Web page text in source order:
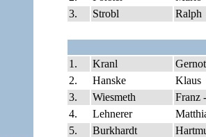
3.
Strobl Ralph
1. Kranl
Gernot
2.
Hanske
Klaus
3.
Wiesmeth
Franz
4.
Lehnerer
5.
Burkhardt